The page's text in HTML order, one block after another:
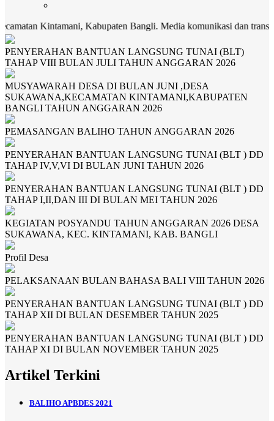
Kabupaten Bangli. Media komunikasi dan transparansi
PENYERAHAN BANTUAN LANGSUNG TUNAI (BLT)
TAHAP VIII BULAN JULI TAHUN ANGGARAN 2026
MUSYAWARAH DESA DI BULAN JUNI ,DESA
SUKAWANA,KECAMATAN KINTAMANI,KABUPATEN
BANGLI TAHUN ANGGARAN 2026
PEMASANGAN BALIHO TAHUN ANGGARAN 2026
PENYERAHAN BANTUAN LANGSUNG TUNAI (BLT ) DD
TAHAP IV,V,VI DI BULAN JUNI TAHUN 2026
PENYERAHAN BANTUAN LANGSUNG TUNAI (BLT ) DD
TAHAP I,II,DAN III DI BULAN MEI TAHUN 2026
KEGIATAN POSYANDU TAHUN ANGGARAN 2026 DESA
SUKAWANA, KEC. KINTAMANI, KAB. BANGLI
Profil Desa
PELAKSANAAN BULAN BAHASA BALI VIII TAHUN 2026
PENYERAHAN BANTUAN LANGSUNG TUNAI (BLT ) DD
TAHAP XII DI BULAN DESEMBER TAHUN 2025
PENYERAHAN BANTUAN LANGSUNG TUNAI (BLT ) DD
TAHAP XI DI BULAN NOVEMBER TAHUN 2025
Artikel Terkini
BALIHO APBDES 2021